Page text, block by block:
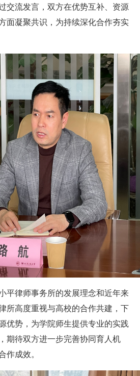
交流发言，双方在优势互补、资源
面凝聚共识，为持续深化合作夯实
平律师事务所的发展理念和近年来
所高度重视与高校的合作共建，下
优势，为学院师生提供专业的实践
期待双方进一步完善协同育人机
作成效。